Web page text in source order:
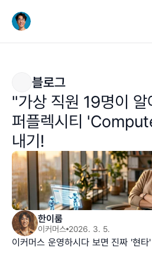
블로그
"가상 직원 19명이
퍼플렉시티
내기!
한이룸
이커머스 2026. 3. 5.
이커머스 운영하시다 보면 진짜 '현